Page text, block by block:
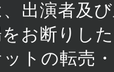
出演者及
お断りし
トの転売